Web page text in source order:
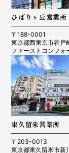
ひばりヶ丘営業所
〒188-0001
東京都西東京市谷戸
ファーストコンフォ
東久留米営業所
〒203-0013
東京都東久留米市